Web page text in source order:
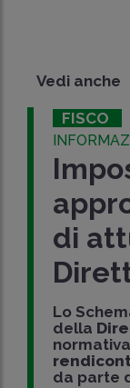
Vedi anche
FISCO
di
Lo
della
da parte